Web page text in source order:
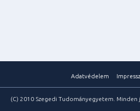
Adatvédelem
(C) 2010 Szegedi Tudományegyetem. Minden